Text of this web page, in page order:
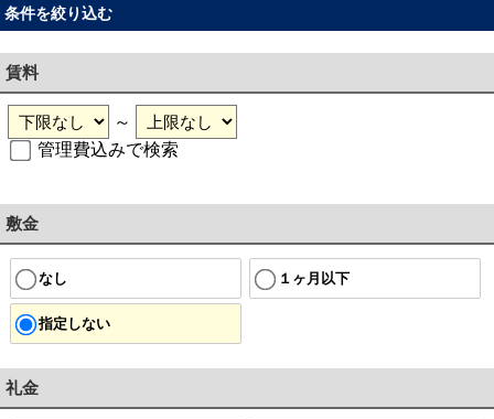
条件を絞り込む
賃料
～
管理費込みで検索
敷金
なし １ヶ月以下
指定しない
礼金